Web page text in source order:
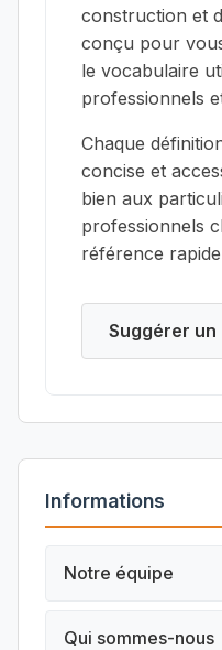
construction et
conçu pour
le vocabulaire
professionnels
Chaque
concise et
bien aux
professionnels
référence
Suggérer un
Informations
Notre équipe
Qui sommes-nous